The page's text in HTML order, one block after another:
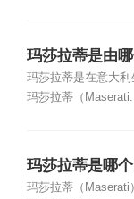
玛莎拉蒂是由
玛莎拉蒂是在意大
玛莎拉蒂（
玛莎拉蒂是哪
玛莎拉蒂（Maserati